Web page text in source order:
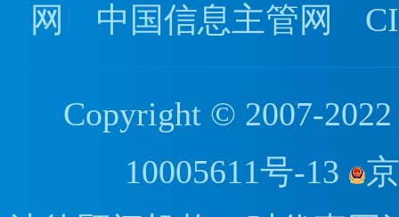
网
中国信息主管网
Copyright © 2007-
10005611号-13